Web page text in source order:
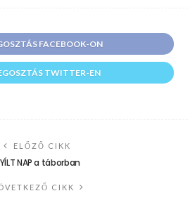
FACEBOOK-ON
TWITTER-EN
ELŐZŐ CIKK
NAP a táborban
CIKK